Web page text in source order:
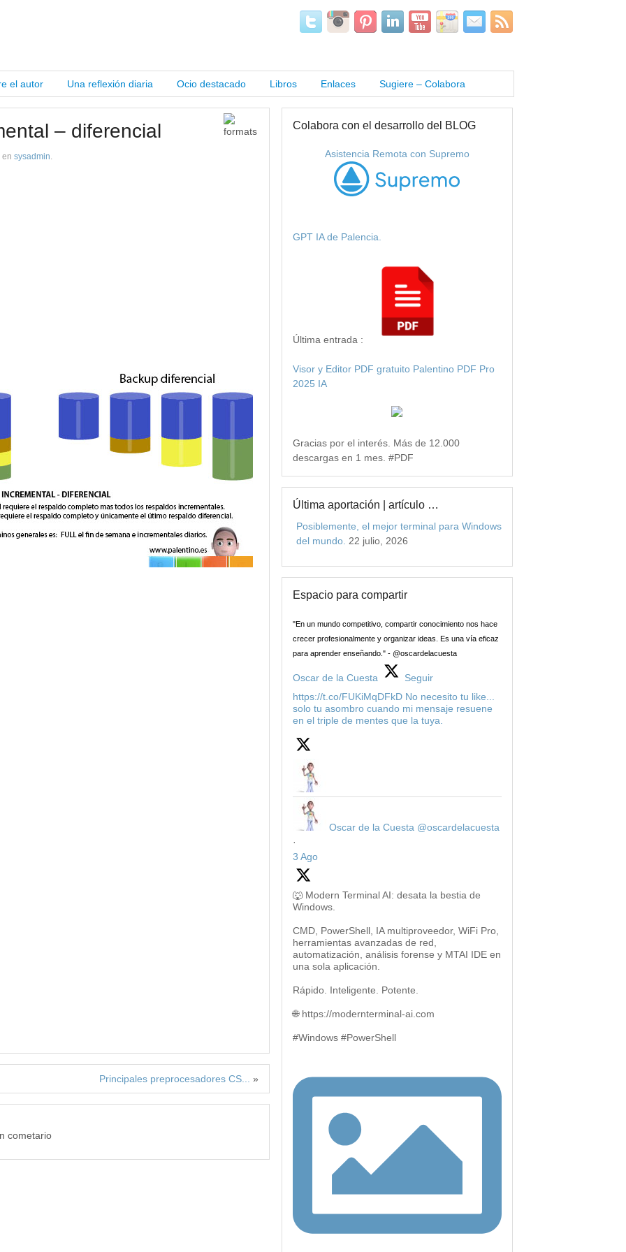
el autor Una reflexión diaria Ocio destacado Libros Enlaces Sugiere – Colabora
– diferencial
en sysadmin.
Principales preprocesadores CS... »
cometario
Colabora con el desarrollo del BLOG
Asistencia Remota con Supremo
GPT IA de Palencia.
Última entrada :
Visor y Editor PDF gratuito Palentino PDF Pro
2025 IA
Gracias por el interés. Más de 12.000
descargas en 1 mes. #PDF
Última aportación | artículo …
Posiblemente, el mejor terminal para Windows
del mundo. 22 julio, 2026
Espacio para compartir
"En un mundo competitivo, compartir conocimiento nos hace
crecer profesionalmente y organizar ideas. Es una vía eficaz
para aprender enseñando." - @oscardelacuesta
Oscar de la Cuesta
Seguir
https://t.co/FUKiMqDFkD No necesito tu like...
solo tu asombro cuando mi mensaje resuene
en el triple de mentes que la tuya.
Oscar de la Cuesta @oscardelacuesta
·
3 Ago
🐺 Modern Terminal AI: desata la bestia de
Windows.
CMD, PowerShell, IA multiproveedor, WiFi Pro,
herramientas avanzadas de red,
automatización, análisis forense y MTAI IDE en
una sola aplicación.
Rápido. Inteligente. Potente.
🌐 https://modernterminal-ai.com
#Windows #PowerShell